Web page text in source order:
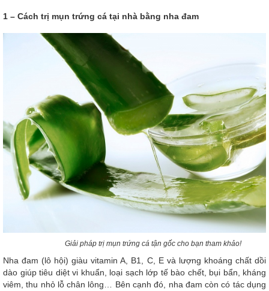
1 – Cách trị mụn trứng cá tại nhà bằng nha đam
Giải pháp trị mụn trứng cá tận gốc cho bạn tham khảo!
Nha đam (lô hội) giàu vitamin A, B1, C, E và lượng khoáng chất dồi
dào giúp tiêu diệt vi khuẩn, loại sạch lớp tế bào chết, bụi bẩn, kháng
viêm, thu nhỏ lỗ chân lông… Bên cạnh đó, nha đam còn có tác dụng